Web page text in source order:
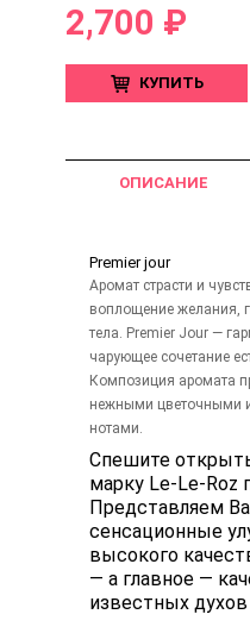
2,700 ₽
КУПИТЬ
ОПИСАНИЕ
Premier jour
Аромат страсти и
воплощение желания,
тела. Premier Jour —
чарующее сочетание
Композиция аромата
нежными цветочными
нотами.
Спешите
марку Le-Le-Roz
Представляем
сенсационные
высокого
— а главное —
известных